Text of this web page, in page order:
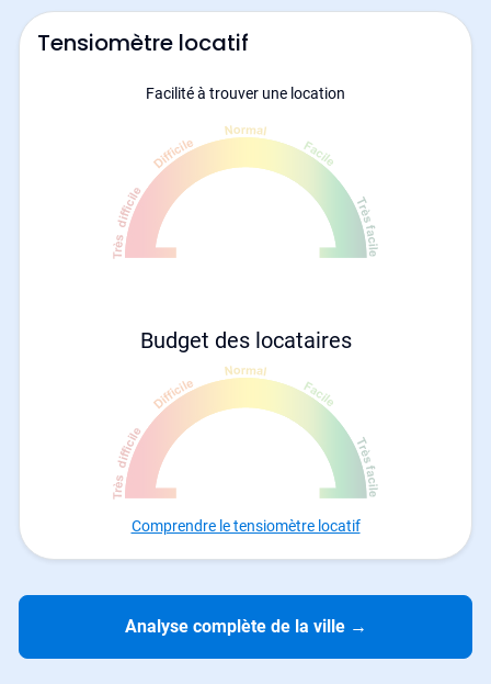
Tensiomètre locatif
Facilité à trouver une location
Budget des locataires
Comprendre le tensiomètre locatif
Analyse complète de la ville →